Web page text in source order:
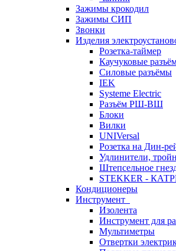
Зажимы крокодил
Зажимы СИП
Звонки
Изделия
Розетка-таймер
Каучуковые
Силовые разъёмы
IEK
Systeme Electric
Разъём РШ-ВШ
Блоки
Вилки
UNIVersal
Розетка на Дин-
Удлинители,
Штепсельное
STEKKER -
Кондиционеры
Инструмент
Изолента
Инструмент для
Мультиметры
Отвертки